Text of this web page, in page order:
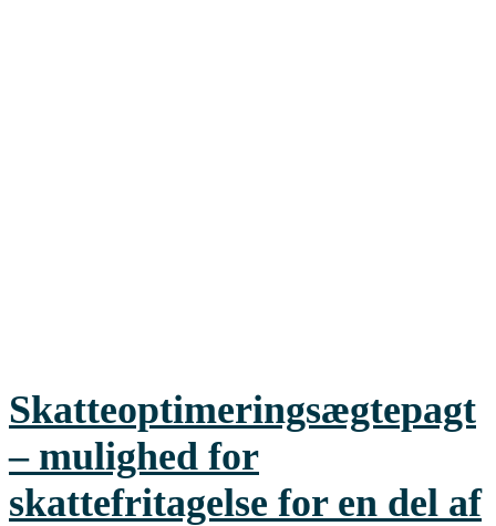
Skatteoptimeringsægtepagt
– mulighed for
skattefritagelse for en del af